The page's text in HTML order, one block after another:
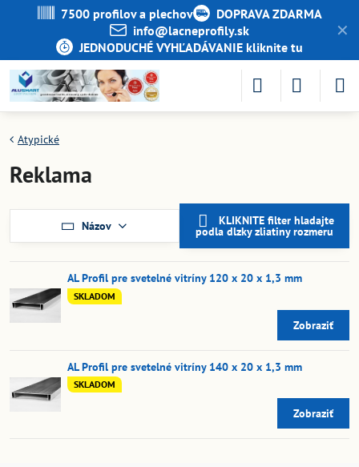
✕
7500 profilov a plechov
DOPRAVA ZDARMA
info​@lacneprofily​.sk
JEDNODUCHÉ VYHĽADÁVANIE kliknite tu
Atypické
Reklama
Názov KLIKNITE filter hladajte
podla dlzky zliatiny rozmeru
AL Profil pre svetelné vitríny 120 x 20 x 1,3 mm
SKLADOM
Zobraziť
AL Profil pre svetelné vitríny 140 x 20 x 1,3 mm
SKLADOM
Zobraziť